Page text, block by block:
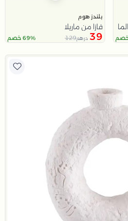
بلندز هوم
فازا من ماريلا
39 درهم129 69% خصم